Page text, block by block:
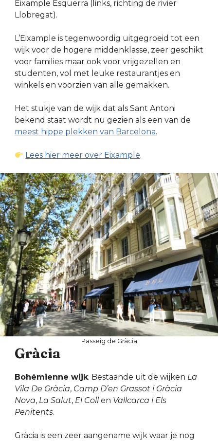
Eixample Esquerra (links, richting de rivier
Llobregat).
L’Eixample is tegenwoordig uitgegroeid tot een
wijk voor de hogere middenklasse, zeer geschikt
voor families maar ook voor vrijgezellen en
studenten, vol met leuke restaurantjes en
winkels en voorzien van alle gemakken.
Het stukje van de wijk dat als Sant Antoni
bekend staat wordt nu gezien als een van de
meest hippe plekken van Barcelona.
Lees hier meer over Eixample.
Passeig de Gràcia
Gràcia
Bohémienne wijk. Bestaande uit de wijken La
Vila De Gràcia, Camp D’en Grassot i Gràcia
Nova, La Salut, El Coll en Vallcarca i Els
Penitents.
Gràcia is een zeer aangename wijk waar je nog